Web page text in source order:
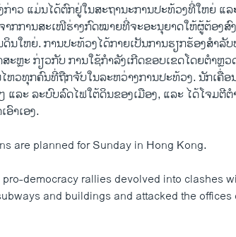
ກ່າວ ແມ່ນ​ໄດ້​ຕົກ​ຢູ່​ໃນ​ສະ​ຖາ​ນະ​ການ​ປະ​ທ້ວງ​ທີ່ໃຫຍ່ ແ
າກ​ການ​ສະ​ເໜີ​ຮ່າງ​ກົດ​ໝາຍ​ທີ່​ຈະ​ອະ​ນຸ​ຍາດ​ໃຫ້​ຜູ້​ຕ້ອງ​
ນ​ໃຫຍ່. ການ​ປະ​ທ້ວງ​ໄດ້​ກາຍ​ເປັນ​ການ​ຮຽກ​ຮ້ອງ​ສຳ​ລັ
ະຫຼະ ກ່ຽວ​ກັບ ການ​ໃຊ້​ກຳ​ລັງ​ເກີດ​ຂອບ​ເຂດ​ໂດຍ​ຕຳຫຼ
ຫວ​ທຸກ​ຄົນ​ທີ່​ຖືກ​ຈັບ​ໃນ​ລະ​ຫວ່າງ​ການ​ປະ​ທ້ວງ. ນັກ​ເຄື່
ແລະ ລະ​ບົບ​ລົດ​ໄຟ​ໃຕ້​ດິນ​ຂອງ​ເມືອງ, ແລະ ໄດ້​ໂຈມ​
ອົາ​ເອງ.
are planned for Sunday in Hong Kong.
democracy rallies devolved into clashes
and buildings and attacked the